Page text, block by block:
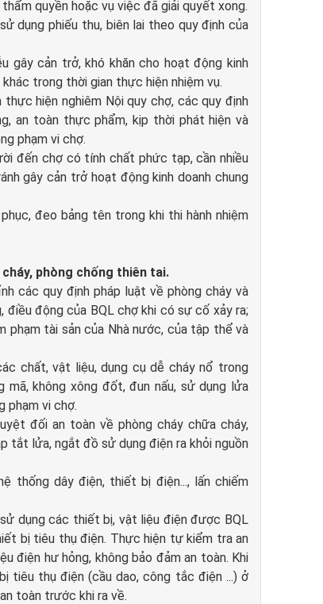
quyền hoặc vụ việc đã giải quyết xong.
dụng phiếu thu, biên lai theo quy định của
gây cản trở, khó khăn cho hoạt động kinh
trong thời gian thực hiện nhiệm vụ.
hiện nghiêm Nội quy chợ, các quy định
an toàn thực phẩm, kịp thời phát hiện và
phạm vi chợ.
đến chợ có tính chất phức tạp, cần nhiều
gây cản trở hoạt động kinh doanh chung
đeo bảng tên trong khi thi hành nhiệm
phòng chống thiên tai.
các quy định pháp luật về phòng cháy và
điều động của BQL chợ khi có sự cố xảy ra;
phạm tài sản của Nhà nước, của tập thể và
chất, vật liệu, dụng cụ dễ cháy nổ trong
không xông đốt, đun nấu, sử dụng lửa
phạm vi chợ.
đối an toàn về phòng cháy chữa cháy,
tắt lửa, ngắt đồ sử dụng điện ra khỏi nguồn
thống dây điện, thiết bị điện..., lấn chiếm
dụng các thiết bị, vật liệu điện được BQL
bị tiêu thụ điện. Thực hiện tự kiểm tra an
điện hư hỏng, không bảo đảm an toàn. Khi
tiêu thụ điện (cầu dao, công tắc điện ...) ở
toàn trước khi ra về.